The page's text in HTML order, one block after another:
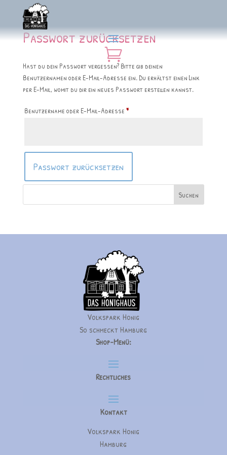

Passwort zurücksetzen
Hast du dein Passwort vergessen? Bitte gib deinen
Benutzernamen oder E-Mail-Adresse ein. Du erhältst einen Link
per E-Mail, womit du dir ein neues Passwort erstellen kannst.
Benutzername oder E-Mail-Adresse *Erforderlich
Passwort zurücksetzen
Suchen
Volkspark Honig
So schmeckt Hamburg
Shop-Menü:
Rechtliches
Kontakt
Volkspark Honig
Hamburg